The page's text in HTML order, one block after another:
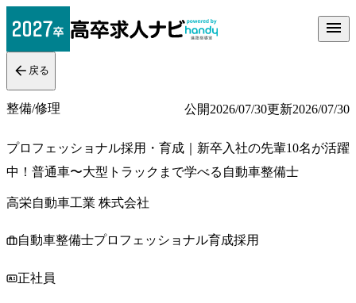
戻る
整備/修理 公開2026/07/30更新2026/07/30
プロフェッショナル採用・育成｜新卒入社の先輩10名が活躍
中！普通車〜大型トラックまで学べる自動車整備士
高栄自動車工業 株式会社
自動車整備士プロフェッショナル育成採用
正社員